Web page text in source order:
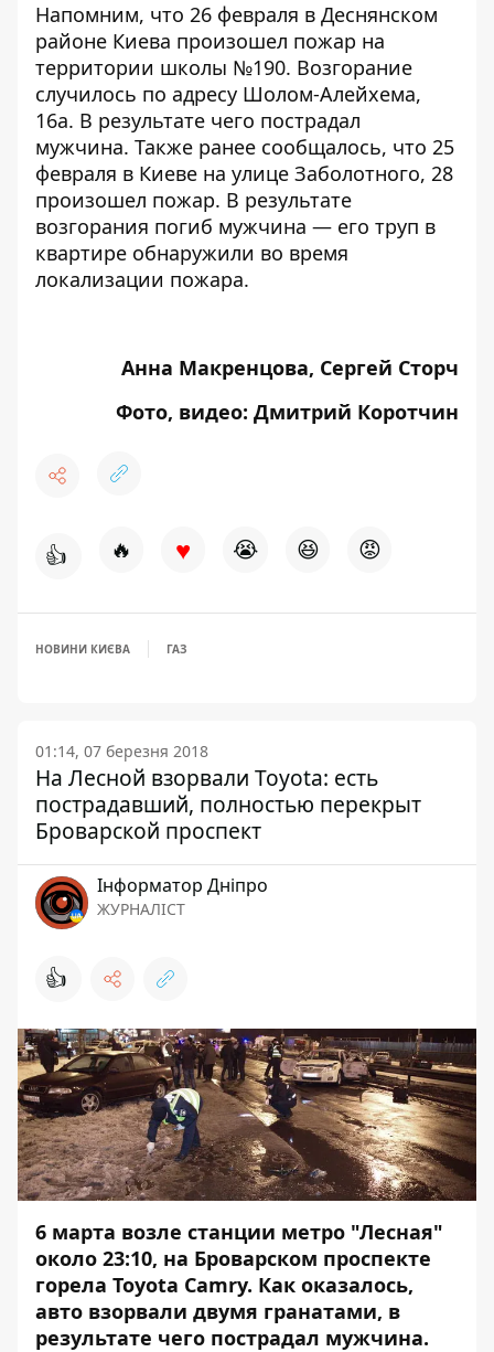
Напомним, что 26 февраля в Деснянском
районе Киева произошел пожар на
территории школы №190. Возгорание
случилось по адресу Шолом-Алейхема,
16а. В результате чего пострадал
мужчина. Также ранее сообщалось, что 25
февраля в Киеве на улице Заболотного, 28
произошел пожар. В результате
возгорания погиб мужчина — его труп в
квартире обнаружили во время
локализации пожара.
Анна Макренцова, Сергей Сторч
Фото, видео: Дмитрий Коротчин
👍 🔥 ♥ 😭 😆 😡
НОВИНИ КИЄВА ГАЗ
01:14, 07 березня 2018
На Лесной взорвали Toyota: есть
пострадавший, полностью перекрыт
Броварской проспект
Інформатор Дніпро
ЖУРНАЛІСТ
👍
6 марта возле станции метро "Лесная"
около 23:10, на Броварском проспекте
горела Toyota Camry. Как оказалось,
авто взорвали двумя гранатами, в
результате чего пострадал мужчина.